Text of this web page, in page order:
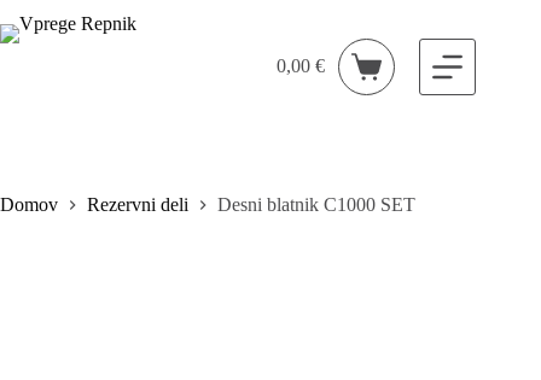
to
Shopping
0,00€
Domov Rezervni deli Desni blatnik C1000 SET